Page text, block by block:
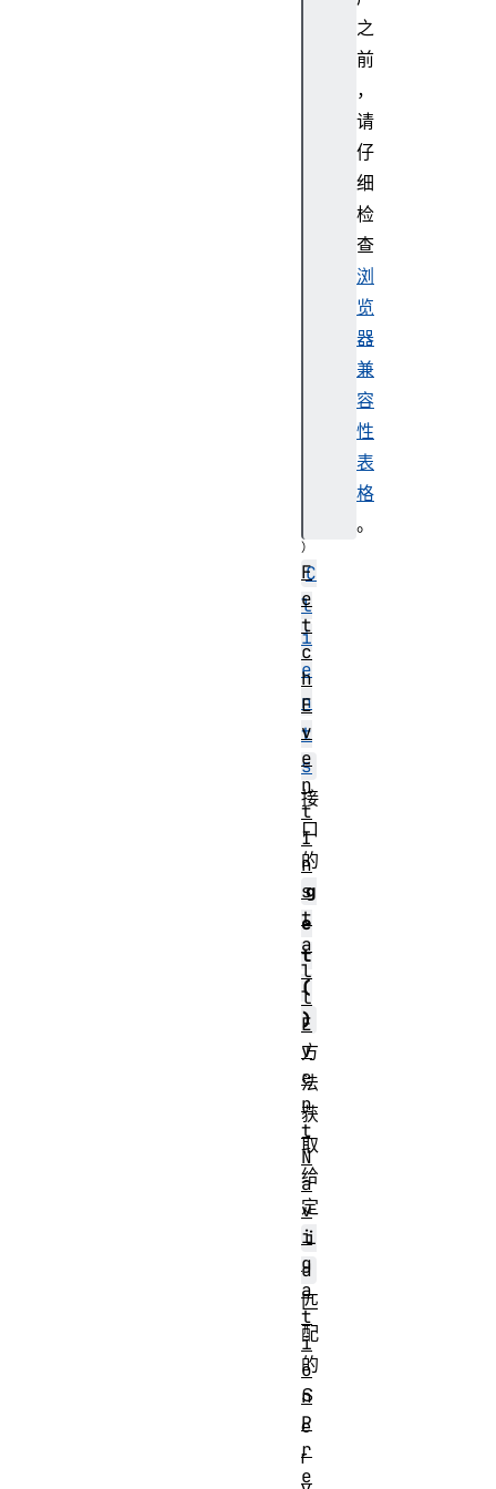
之
前
，
请
仔
细
检
查
浏
览
器
兼
容
性
表
格
。
C
l
i
e
n
t
s
接
口
的
g
e
t
(
)
方
法
获
取
给
定
i
d
匹
配
的
S
e
r
F
e
t
c
h
E
v
e
n
t
I
n
s
t
a
l
l
E
v
e
n
t
N
a
v
i
g
a
t
i
o
n
P
r
e